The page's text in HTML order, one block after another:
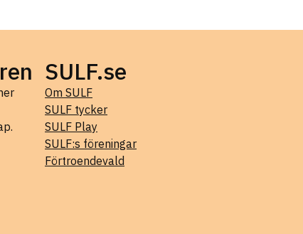
SULF.se
Om SULF
SULF tycker
SULF Play
SULF:s föreningar
Förtroendevald